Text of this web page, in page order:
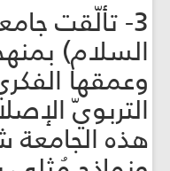
3- تألّقت
السلام)
وعمقها
التربويّ
هذه